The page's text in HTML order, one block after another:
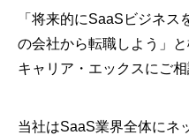
「将来的にSaaSビジネ
の会社から転職しよう」
キャリア・エックスにご相
当社はSaaS業界全体にネ